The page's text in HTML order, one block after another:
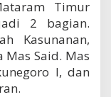
Timur
2 bagian.
Kasunanan,
Said. Mas
I, dan